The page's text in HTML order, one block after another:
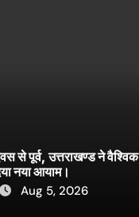
से पूर्व, उत्तराखण्ड ने
नया आयाम।
Aug 5, 2026